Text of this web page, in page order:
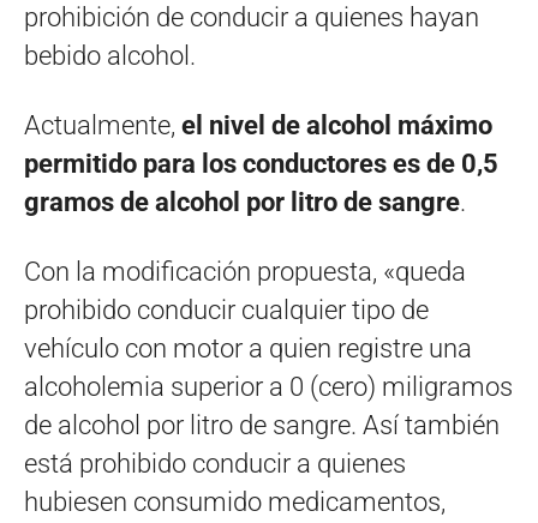
prohibición de conducir a quienes hayan
bebido alcohol.
Actualmente, el nivel de alcohol máximo
permitido para los conductores es de 0,5
gramos de alcohol por litro de sangre.
Con la modificación propuesta, «queda
prohibido conducir cualquier tipo de
vehículo con motor a quien registre una
alcoholemia superior a 0 (cero) miligramos
de alcohol por litro de sangre. Así también
está prohibido conducir a quienes
hubiesen consumido medicamentos,